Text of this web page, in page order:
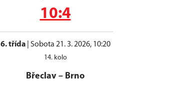
10:4
6. třída| Sobota 21. 3. 2026, 10:20
14. kolo
Břeclav – Brno